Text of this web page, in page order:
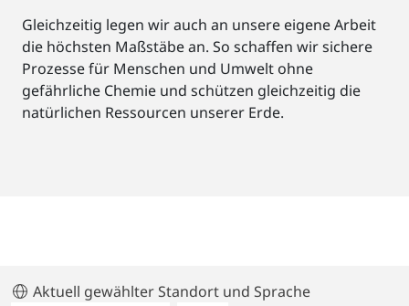
Gleichzeitig legen wir auch an unsere eigene Arbeit
die höchsten Maßstäbe an. So schaffen wir sichere
Prozesse für Menschen und Umwelt ohne
gefährliche Chemie und schützen gleichzeitig die
natürlichen Ressourcen unserer Erde.
Aktuell gewählter Standort und Sprache